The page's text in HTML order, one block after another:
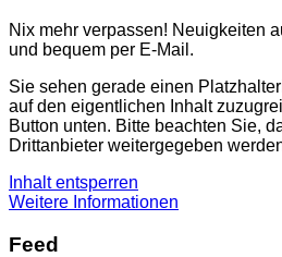
Nix mehr verpassen! Neuigkeiten
und bequem per E-Mail.
Sie sehen gerade einen
auf den eigentlichen Inhalt
Button unten. Bitte beachten Sie,
Drittanbieter weitergegeben
Inhalt entsperren
Weitere Informationen
Feed